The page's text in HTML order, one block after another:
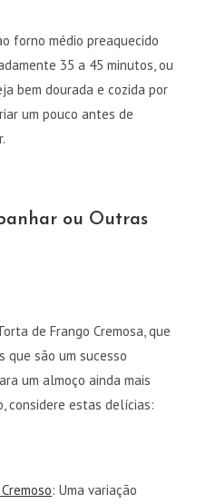
forno médio preaquecido
35 a 45 minutos, ou
bem dourada e cozida por
um pouco antes de
ou Outras
de Frango Cremosa, que
são um sucesso
um almoço ainda mais
considere estas delícias:
: Uma variação